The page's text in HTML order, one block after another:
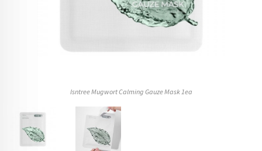
Isntree Mugwort Calming Gauze Mask 1ea